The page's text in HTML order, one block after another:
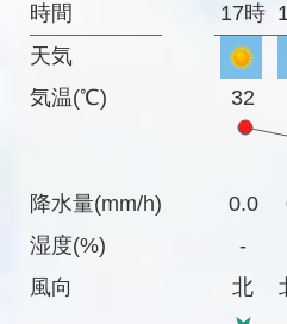
時間
天気
気温(℃)
降水量(mm/h)
湿度(%)
風向
17時
32
0.0
-
北